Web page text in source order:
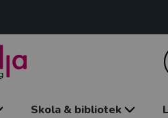
Skola & bibliotek